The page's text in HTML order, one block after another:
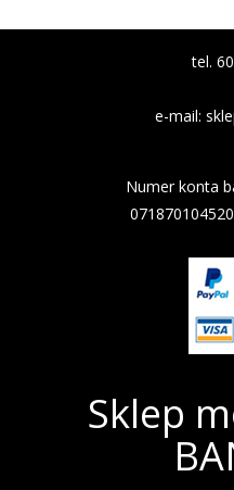
tel.
e-mail:
Numer konta
Sklep